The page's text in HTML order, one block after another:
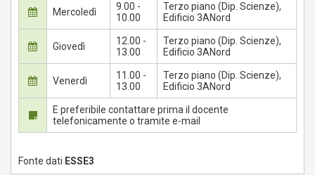
Mercoledì
9.00 -
10.00
Terzo piano (Dip. Scienze),
Edificio 3ANord
Giovedì
12.00 -
13.00
Terzo piano (Dip. Scienze),
Edificio 3ANord
Venerdì
11.00 -
13.00
Terzo piano (Dip. Scienze),
Edificio 3ANord
E preferibile contattare prima il docente
telefonicamente o tramite e-mail
Fonte dati ESSE3